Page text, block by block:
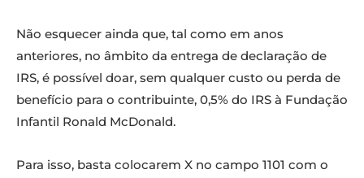
Não esquecer ainda que, tal como em anos
anteriores, no âmbito da entrega de declaração de
IRS, é possível doar, sem qualquer custo ou perda de
benefício para o contribuinte, 0,5% do IRS à Fundação
Infantil Ronald McDonald.
Para isso, basta colocarem X no campo 1101 com o